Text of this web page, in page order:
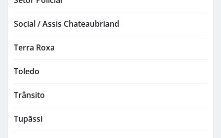
Social / Assis Chateaubriand
Terra Roxa
Toledo
Trânsito
Tupãssi